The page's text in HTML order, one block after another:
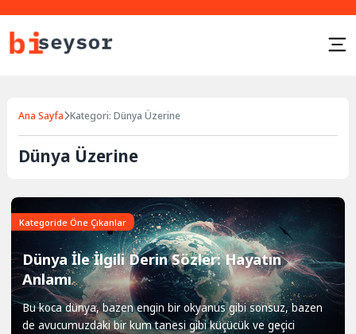
Ana Sayfa Kategori: Dünya Üzerine
Dünya Üzerine
Kategoride Öne Çıkanlar
Dünya İle İlgili Derin Sözler: Hayatın
Anlamı
Bu koca dünya, bazen engin bir okyanus gibi sonsuz, bazen
de avucumuzdaki bir kum tanesi gibi küçücük ve geçici